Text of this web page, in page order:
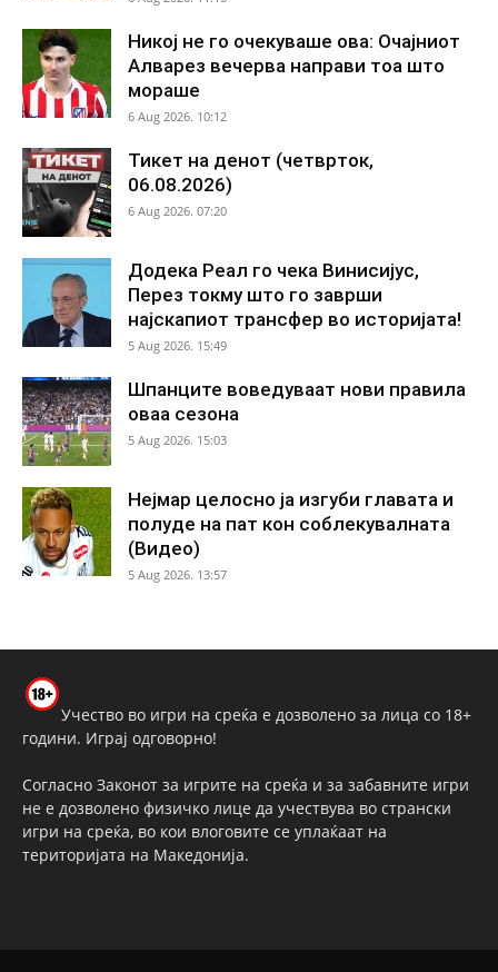
Никој не го очекуваше ова: Очајниот
Алварез вечерва направи тоа што
мораше
6 Aug 2026. 10:12
Тикет на денот (четврток,
06.08.2026)
6 Aug 2026. 07:20
Додека Реал го чека Винисијус,
Перез токму што го заврши
најскапиот трансфер во историјата!
5 Aug 2026. 15:49
Шпанците воведуваат нови правила
оваа сезона
5 Aug 2026. 15:03
Нејмар целосно ја изгуби главата и
полуде на пат кон соблекувалната
(Видео)
5 Aug 2026. 13:57
Учество во игри на среќа е дозволено за лица со 18+
години. Играј одговорно!
Согласно Законот за игрите на среќа и за забавните игри
не е дозволено физичко лице да учествува во странски
игри на среќа, во кои влоговите се уплаќаат на
територијата на Македонија.